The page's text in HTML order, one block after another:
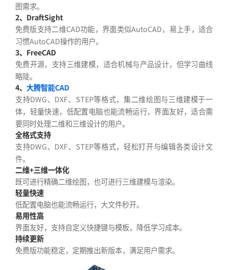
图需求。
2、DraftSight
免费版支持二维CAD功能，界面类似AutoCAD，易上手，适合
习惯AutoCAD操作的用户。
3、FreeCAD
免费开源，支持三维建模，适合机械与产品设计，但学习曲线
略陡。
4、 大腾智能CAD
支持DWG、DXF、STEP等格式，集二维绘图与三维建模于一
体，轻量快速，低配置电脑也能流畅运行，界面友好，适合需
要同时处理二维和三维设计的用户。
全格式支持
支持DWG、DXF、STEP等格式，轻松打开与编辑各类设计文
件。
二维+三维一体化
既可进行精确二维绘图，也可进行三维建模与渲染。
轻量快速
低配置电脑也能流畅运行，大文件秒开。
易用性高
界面友好，支持自定义快捷键与模板，降低学习成本。
持续更新
免费版功能稳定，定期推出新版本，满足用户需求。